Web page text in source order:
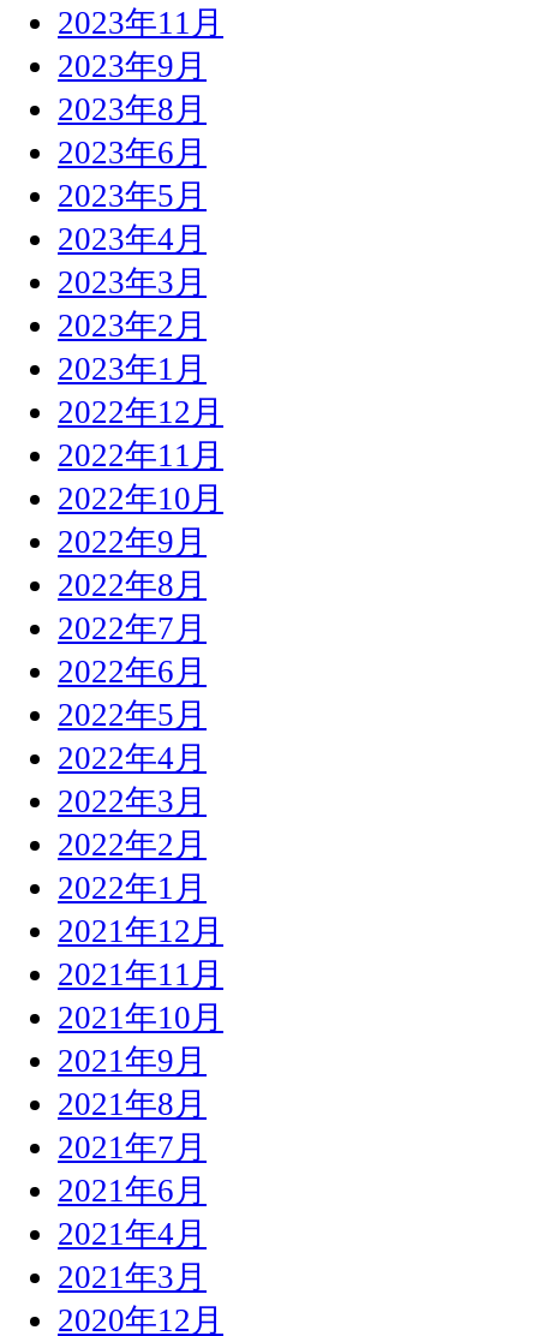
2023年11月
2023年9月
2023年8月
2023年6月
2023年5月
2023年4月
2023年3月
2023年2月
2023年1月
2022年12月
2022年11月
2022年10月
2022年9月
2022年8月
2022年7月
2022年6月
2022年5月
2022年4月
2022年3月
2022年2月
2022年1月
2021年12月
2021年11月
2021年10月
2021年9月
2021年8月
2021年7月
2021年6月
2021年4月
2021年3月
2020年12月